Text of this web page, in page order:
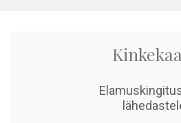
related articles